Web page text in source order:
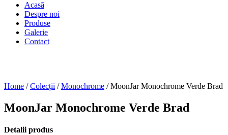
Acasă
Despre noi
Produse
Galerie
Contact
Home /Colecții /Monochrome / MoonJar Monochrome Verde Brad
MoonJar Monochrome Verde Brad
Detalii produs